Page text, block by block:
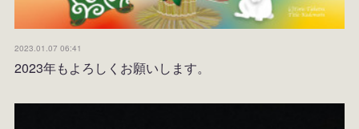
2023.01.07 06:41
2023年もよろしくお願いします。